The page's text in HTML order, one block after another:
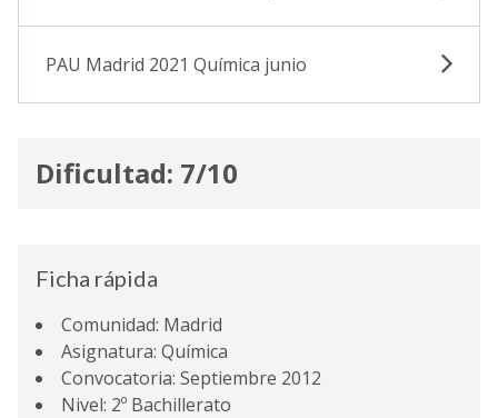
PAU Madrid 2021 Química junio
Dificultad: 7/10
Ficha rápida
Comunidad: Madrid
Asignatura: Química
Convocatoria: Septiembre 2012
Nivel: 2º Bachillerato